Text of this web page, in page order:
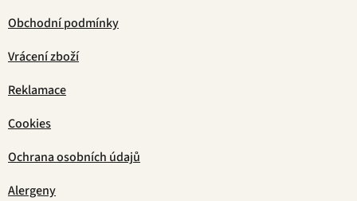
Obchodní podmínky
Vrácení zboží
Reklamace
Cookies
Ochrana osobních údajů
Alergeny